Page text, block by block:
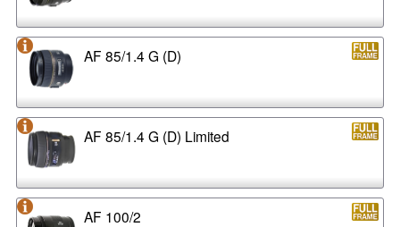
AF 85/1.4 G (D)
AF 85/1.4 G (D) Limited
AF 100/2